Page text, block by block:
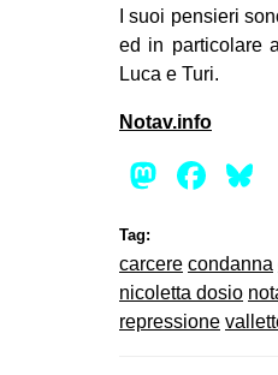
I suoi pensieri
ed in particolare
Luca e Turi.
Notav.info
Tag:
carcere condanna
nicoletta dosio
repressione